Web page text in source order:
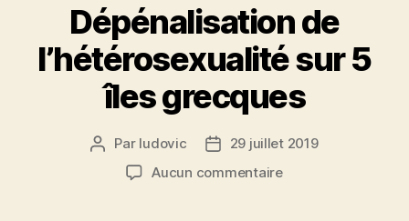
Dépénalisation de
l’hétérosexualité sur 5
îles grecques
Auteur
l’article
Par ludovic
Date29 juillet 2019
Aucun commentairesur